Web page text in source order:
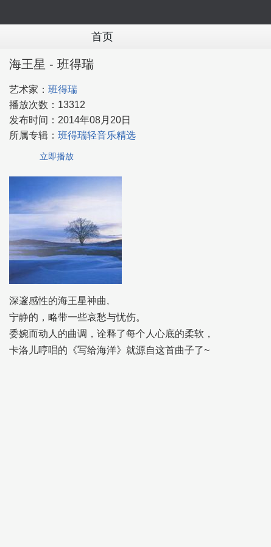
首页
海王星 - 班得瑞
艺术家： 班得瑞
播放次数： 13312
发布时间： 2014年08月20日
所属专辑： 班得瑞轻音乐精选
立即播放
深邃感性的海王星神曲,
宁静的，略带一些哀愁与忧伤。
委婉而动人的曲调，诠释了每个人心底的柔软，
卡洛儿哼唱的《写给海洋》就源自这首曲子了~